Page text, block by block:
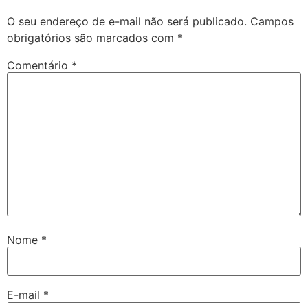
O seu endereço de e-mail não será publicado. Campos
obrigatórios são marcados com *
Comentário *
Nome *
E-mail *